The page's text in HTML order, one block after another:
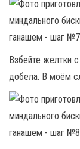
Взбейте желтки
добела. В моём